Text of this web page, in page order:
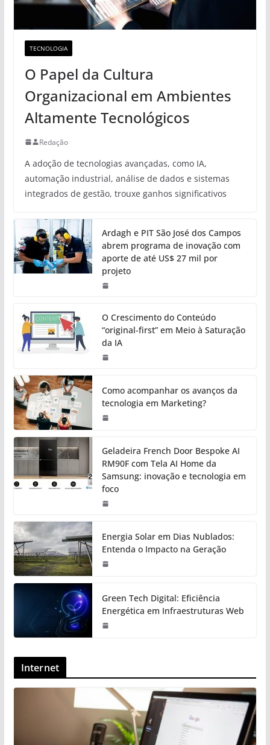
TECNOLOGIA
O Papel da Cultura
Organizacional em Ambientes
Altamente Tecnológicos
Redação
A adoção de tecnologias avançadas, como IA,
automação industrial, análise de dados e sistemas
integrados de gestão, trouxe ganhos significativos
Ardagh e PIT São José dos Campos
abrem programa de inovação com
aporte de até US$ 27 mil por
projeto
O Crescimento do Conteúdo
“original-first” em Meio à Saturação
da IA
Como acompanhar os avanços da
tecnologia em Marketing?
Geladeira French Door Bespoke AI
RM90F com Tela AI Home da
Samsung: inovação e tecnologia em
foco
Energia Solar em Dias Nublados:
Entenda o Impacto na Geração
Green Tech Digital: Eficiência
Energética em Infraestruturas Web
Internet